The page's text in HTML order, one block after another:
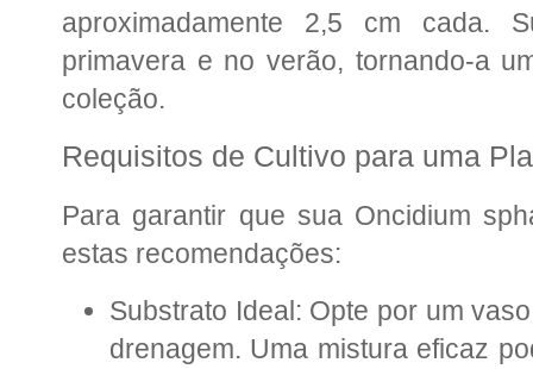
aproximadamente 2,5 cm cada.
primavera e no verão, tornando-a
coleção.
Requisitos de Cultivo para uma
Para garantir que sua Oncidium
estas recomendações:
Substrato Ideal: Opte por um
drenagem. Uma mistura eficaz